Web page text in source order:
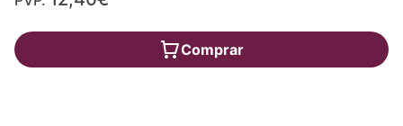
Comprar